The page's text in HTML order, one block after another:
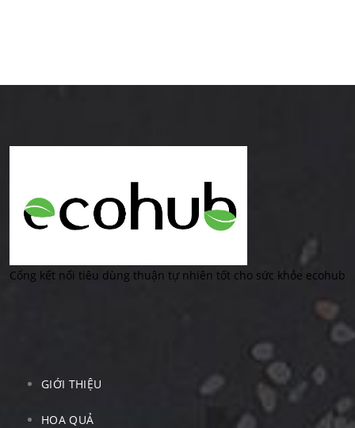
Cổng kết nối tiêu dùng thuận tự nhiên tốt cho sức khỏe ecohub
GIỚI THIỆU
HOA QUẢ